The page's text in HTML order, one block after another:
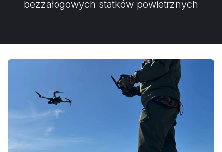
bezzałogowych statków powietrznych